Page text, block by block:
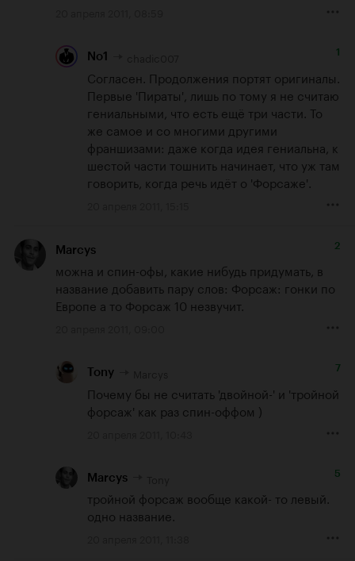
No1 1
Согласен. Продолжения портят оригиналы.
Первые 'Пираты', лишь по тому я не считаю
гениальными, что есть ещё три части. То
же самое и со многими другими
франшизами: даже когда идея гениальна, к
шестой части тошнить начинает, что уж там
говорить, когда речь идёт о 'Форсаже'.
Marcys 2
можна и спин-офы, какие нибудь придумать, в
название добавить пару слов: Форсаж: гонки по
Европе а то Форсаж 10 незвучит.
Tony 7
Почему бы не считать 'двойной-' и 'тройной
форсаж' как раз спин-оффом )
Marcys 5
тройной форсаж вообще какой- то левый.
одно название.